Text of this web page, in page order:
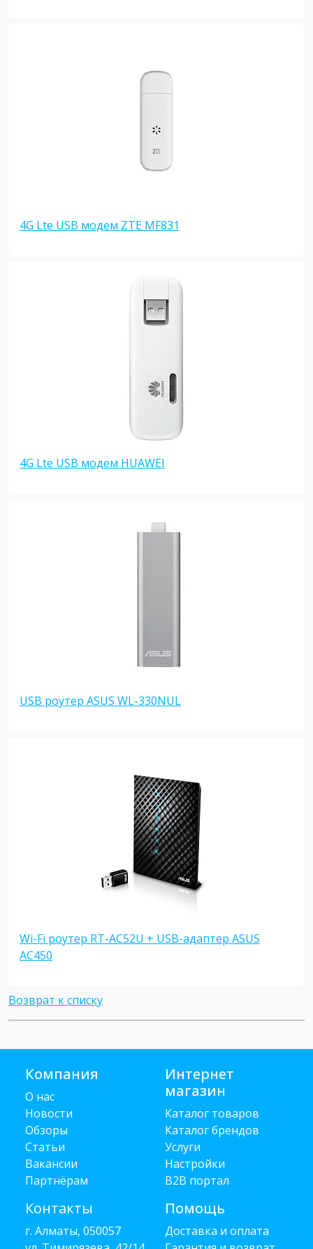
4G Lte USB модем ZTE MF831
4G Lte USB модем HUAWEI
USB роутер ASUS WL-330NUL
Wi-Fi роутер RT-AC52U + USB-адаптер ASUS
AC450
Возврат к списку
Компания
О нас
Новости
Обзоры
Статьи
Вакансии
Партнёрам
Контакты
г. Алматы, 050057
Интернет
магазин
Каталог товаров
Каталог брендов
Услуги
Настройки
B2B портал
Помощь
Доставка и оплата